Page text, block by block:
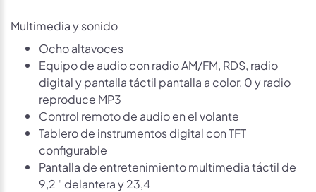
Multimedia y sonido
Ocho altavoces
Equipo de audio con radio AM/FM, RDS, radio
digital y pantalla táctil pantalla a color, 0 y radio
reproduce MP3
Control remoto de audio en el volante
Tablero de instrumentos digital con TFT
configurable
Pantalla de entretenimiento multimedia táctil de
9,2 " delantera y 23,4